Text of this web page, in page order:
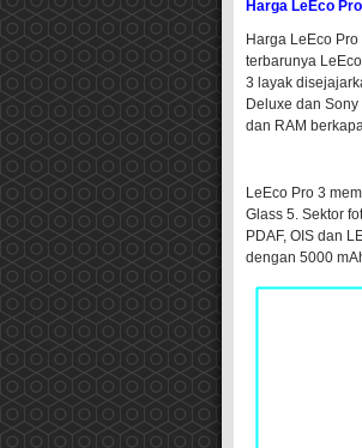
Harga LeEco
Harga LeEco
terbarunya
3 layak
Deluxe dan
dan RAM
LeEco Pro 3
Glass 5. Sektor
PDAF, OIS dan
dengan 5000